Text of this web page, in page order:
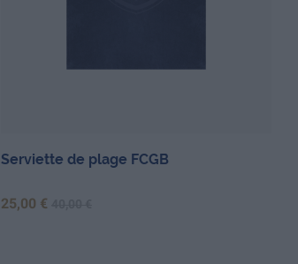
Serviette de plage FCGB
Prix
25,00 €